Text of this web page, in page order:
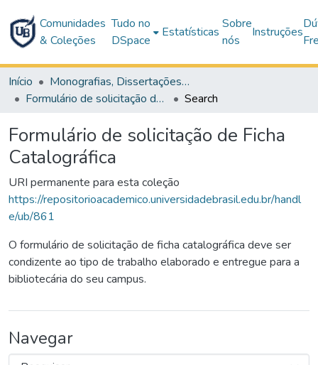
Comunidades
& Coleções
Tudo no
DSpace
Estatísticas
Sobre
nós
Instruções
Início
Monografias, Dissertações e Teses
Formulário de solicitação de Ficha Catalográfica
Search
Formulário de solicitação de Ficha
Catalográfica
URI permanente para esta coleção
https://repositorioacademico.universidadebrasil.edu.br/handl
e/ub/861
O formulário de solicitação de ficha catalográfica deve ser
condizente ao tipo de trabalho elaborado e entregue para a
bibliotecária do seu campus.
Navegar